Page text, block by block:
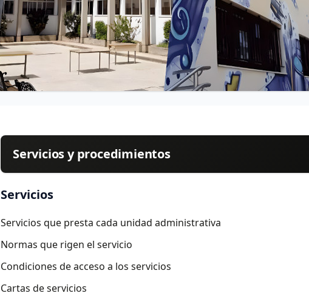
Servicios y procedimientos
Servicios
Servicios que presta cada unidad administrativa
Normas que rigen el servicio
Condiciones de acceso a los servicios
Cartas de servicios